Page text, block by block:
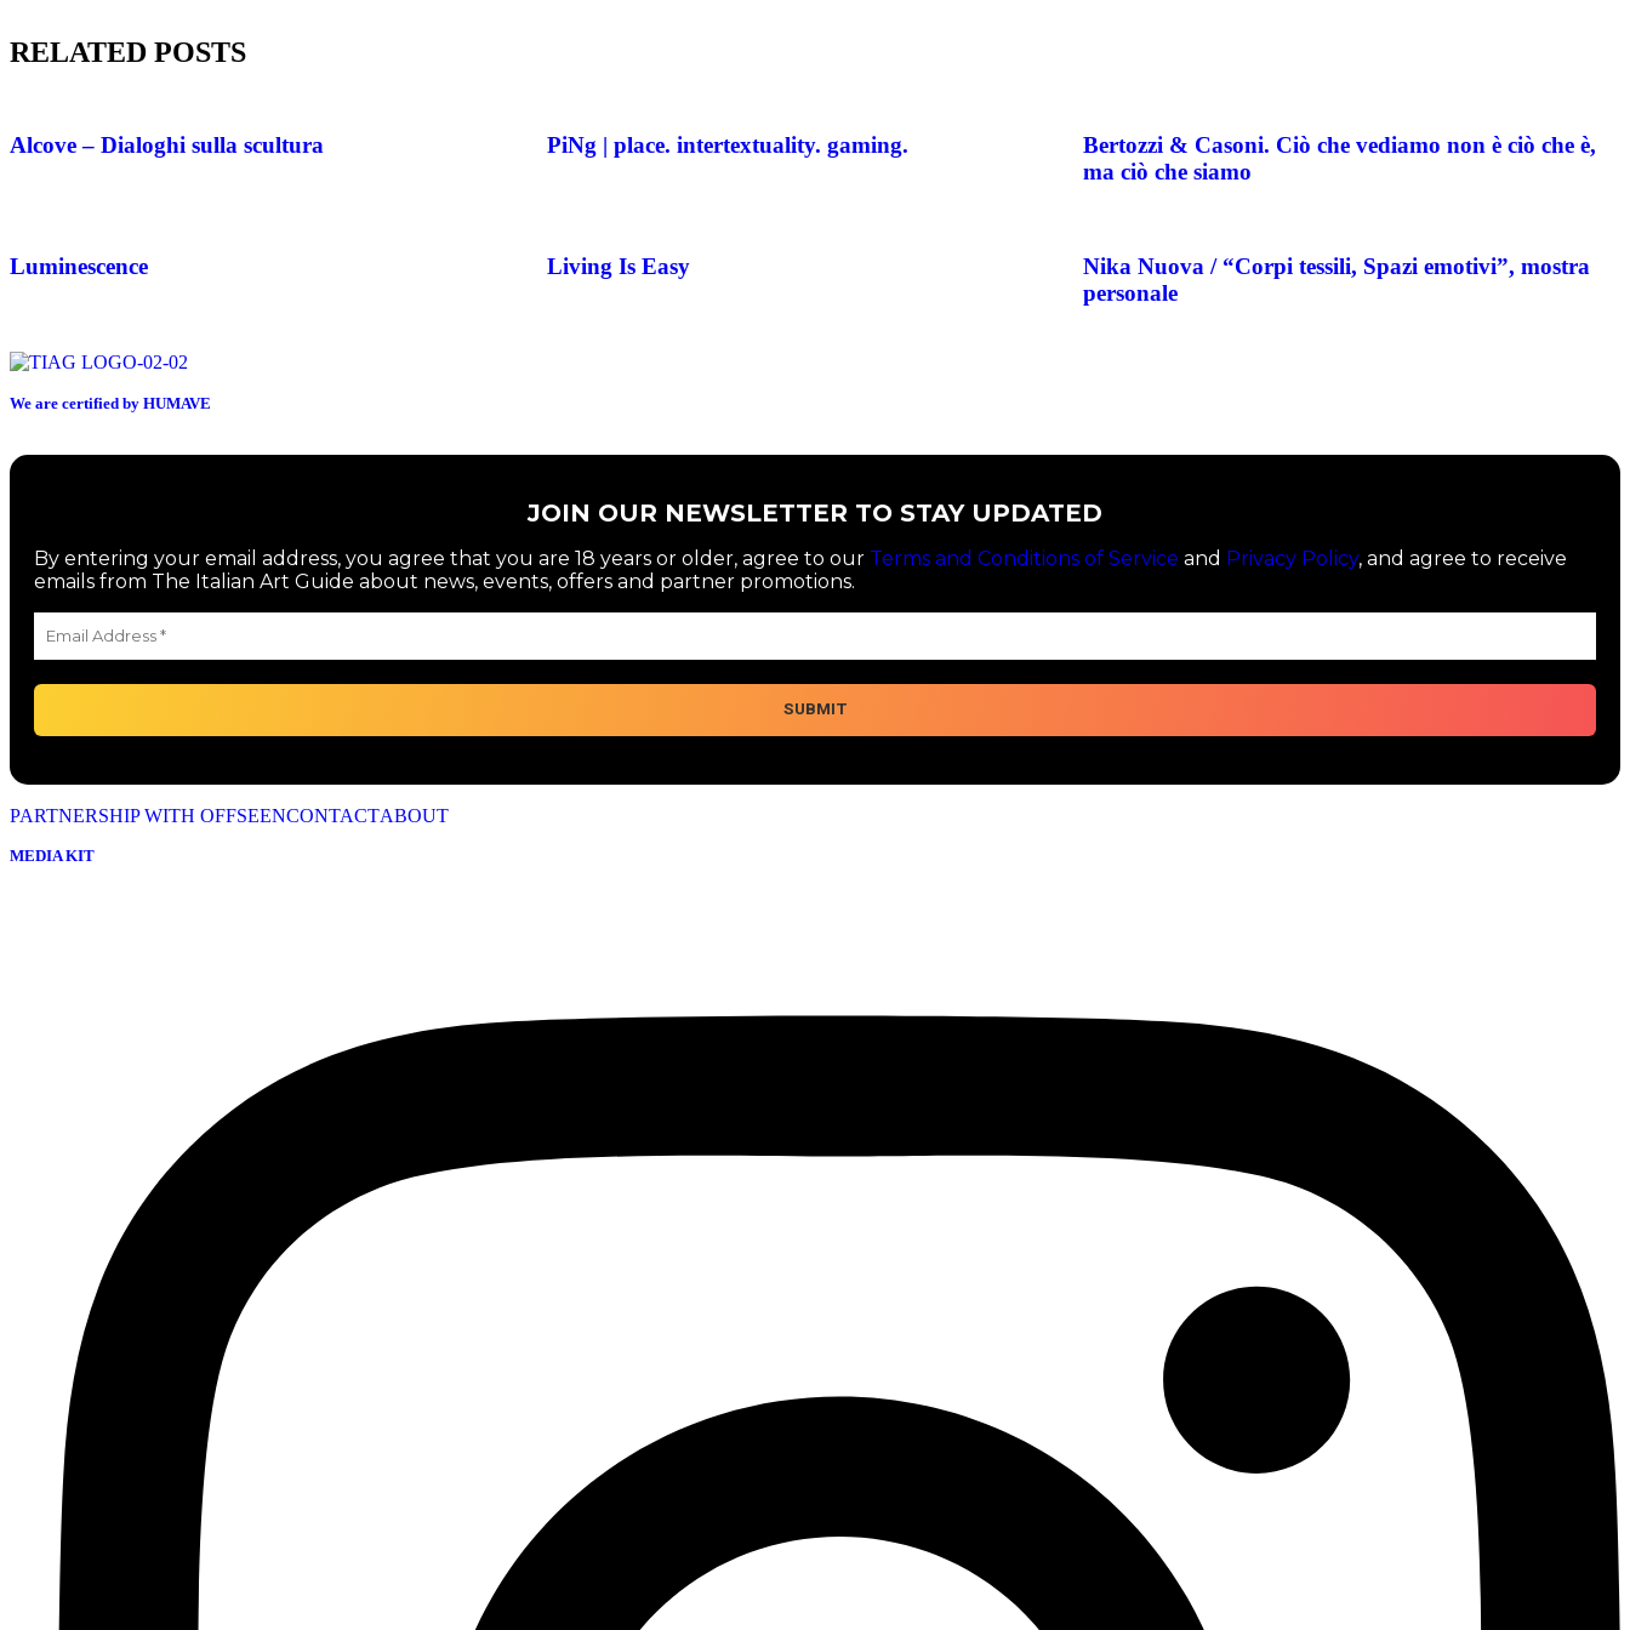
RELATED POSTS
Alcove – Dialoghi sulla scultura PiNg | place. intertextuality. gaming.
Bertozzi & Casoni. Ciò che vediamo non è ciò che è,
ma ciò che siamo
Luminescence Living Is Easy
Nika Nuova / “Corpi tessili, Spazi emotivi”, mostra
personale
We are certified by HUMAVE
JOIN OUR NEWSLETTER TO STAY UPDATED
By entering your email address, you agree that you are 18 years or older, agree to our Terms and Conditions of Service and Privacy Policy, and agree to receive
emails from The Italian Art Guide about news, events, offers and partner promotions.
PARTNERSHIP WITH OFFSEENCONTACTABOUT
MEDIA KIT